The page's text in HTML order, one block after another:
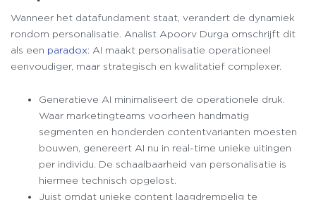
Wanneer het datafundament staat, verandert de dynamiek
rondom personalisatie. Analist Apoorv Durga omschrijft dit
als een paradox: AI maakt personalisatie operationeel
eenvoudiger, maar strategisch en kwalitatief complexer.
Generatieve AI minimaliseert de operationele druk.
Waar marketingteams voorheen handmatig
segmenten en honderden contentvarianten moesten
bouwen, genereert AI nu in real-time unieke uitingen
per individu. De schaalbaarheid van personalisatie is
hiermee technisch opgelost.
Juist omdat unieke content laagdrempelig te